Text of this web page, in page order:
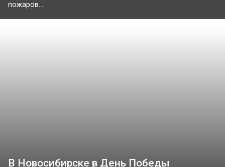
пожаров....
В Новосибирске в День Победы